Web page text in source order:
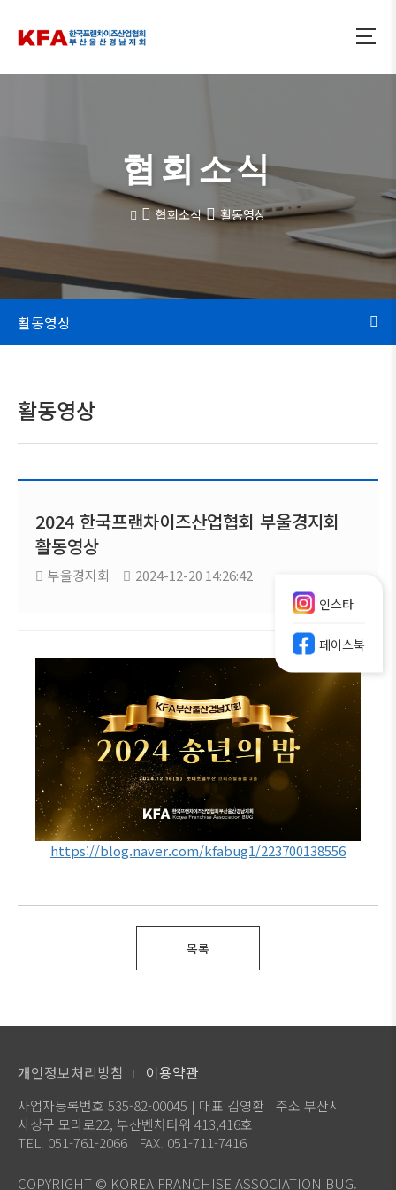
협회소식
협회소식 활동영상
활동영상
활동영상
2024 한국프랜차이즈산업협회 부울경지회
활동영상
부울경지회 2024-12-20 14:26:42
https://blog.naver.com/kfabug1/223700138556
목록
인스타
페이스북
개인정보처리방침 이용약관
사업자등록번호 535-82-00045 | 대표 김영환 | 주소 부산시
사상구 모라로22, 부산벤처타워 413,416호
TEL. 051-761-2066 | FAX. 051-711-7416
COPYRIGHT © KOREA FRANCHISE ASSOCIATION BUG.